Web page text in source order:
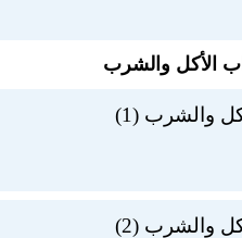
الأكل والشرب
والشرب (1)
والشرب (2)